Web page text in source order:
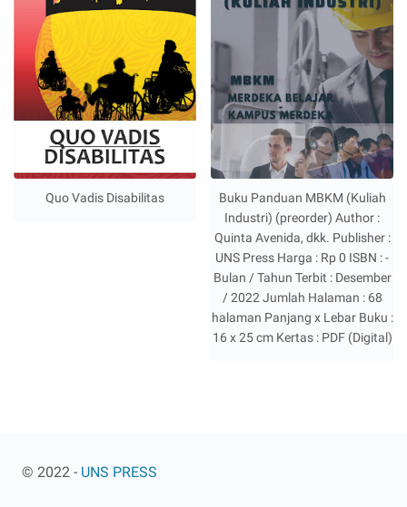
Quo Vadis Disabilitas
Buku Panduan MBKM (Kuliah
Industri) (preorder) Author :
Quinta Avenida, dkk. Publisher :
UNS Press Harga : Rp 0 ISBN : -
Bulan / Tahun Terbit : Desember
/ 2022 Jumlah Halaman : 68
halaman Panjang x Lebar Buku :
16 x 25 cm Kertas : PDF (Digital)
© 2022 - UNS PRESS